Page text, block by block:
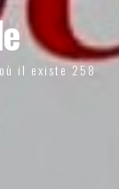
où il existe 258